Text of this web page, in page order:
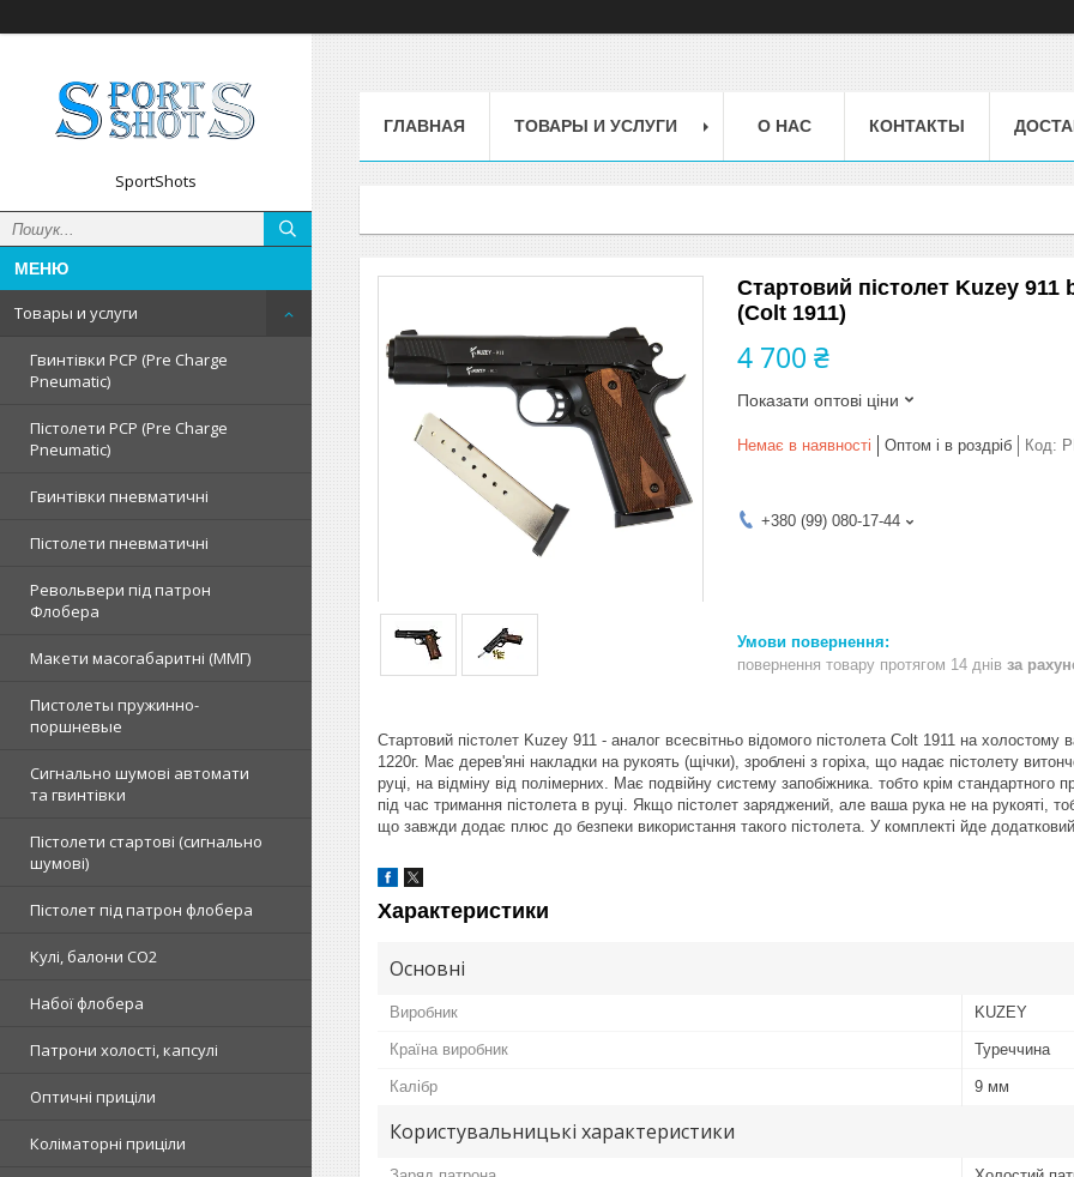
SportShots
Товары и услуги
Гвинтівки PCP (Pre Charge
Pneumatic)
Пістолети PCP (Pre Charge
Pneumatic)
Гвинтівки пневматичні
Пістолети пневматичні
Револьвери під патрон
Флобера
Макети масогабаритні (ММГ)
Пистолеты пружинно-
поршневые
Сигнально шумові автомати
та гвинтівки
Пістолети стартові (сигнально
шумові)
Пістолет під патрон флобера
Кулі, балони СО2
Набої флобера
Патрони холості, капсулі
Оптичні приціли
Коліматорні приціли
ГЛАВНАЯ ТОВАРЫ И УСЛУГИ О НАС КОНТАКТЫ
Стартовий пістолет Kuzey
(Colt 1911)
4 700 ₴
Показати оптові ціни
Немає в наявності Оптом і в роздріб Код:
+380 (99) 080-17-44
повернення товару протягом 14 днів за
Стартовий пістолет Kuzey 911 - аналог всесвітньо відомого пістолета Colt 1911 на холостому
1220г. Має дерев'яні накладки на рукоять (щічки), зроблені з горіха, що надає пістолету
руці, на відміну від полімерних. Має подвійну систему запобіжника. тобто крім
під час тримання пістолета в руці. Якщо пістолет заряджений, але ваша рука не на рукояті,
що завжди додає плюс до безпеки використання такого пістолета. У комплекті йде
Характеристики
Основні
Виробник KUZEY
Країна виробник Туреччина
Калібр 9 мм
Користувальницькі характеристики